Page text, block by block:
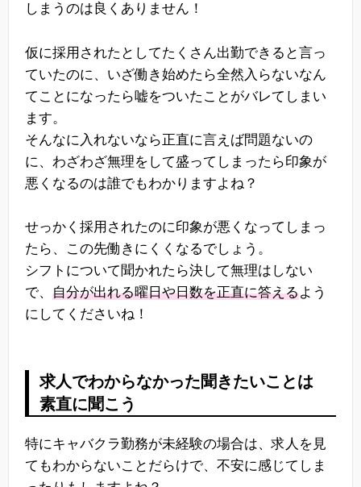
しまうのは良くありません！
仮に採用されたとしてたくさん出勤できると言っ
ていたのに、いざ働き始めたら全然入らないなん
てことになったら嘘をついたことがバレてしまい
ます。
そんなに入れないなら正直に言えば問題ないの
に、わざわざ無理をして盛ってしまったら印象が
悪くなるのは誰でもわかりますよね？
せっかく採用されたのに印象が悪くなってしまっ
たら、この先働きにくくなるでしょう。
シフトについて聞かれたら決して無理はしない
で、 自分が出れる曜日や日数を正直に答えるよう
にしてくださいね！
求人でわからなかった聞きたいことは
素直に聞こう
特にキャバクラ勤務が未経験の場合は、求人を見
てもわからないことだらけで、不安に感じてしま